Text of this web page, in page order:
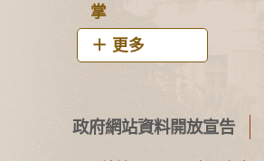
掌
更多
政府網站資料開放宣告